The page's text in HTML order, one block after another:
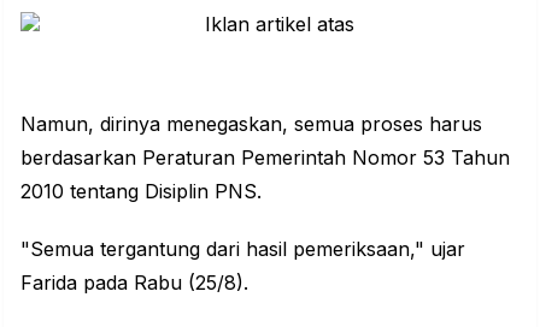
Namun, dirinya menegaskan, semua proses harus
berdasarkan Peraturan Pemerintah Nomor 53 Tahun
2010 tentang Disiplin PNS.
"Semua tergantung dari hasil pemeriksaan," ujar
Farida pada Rabu (25/8).